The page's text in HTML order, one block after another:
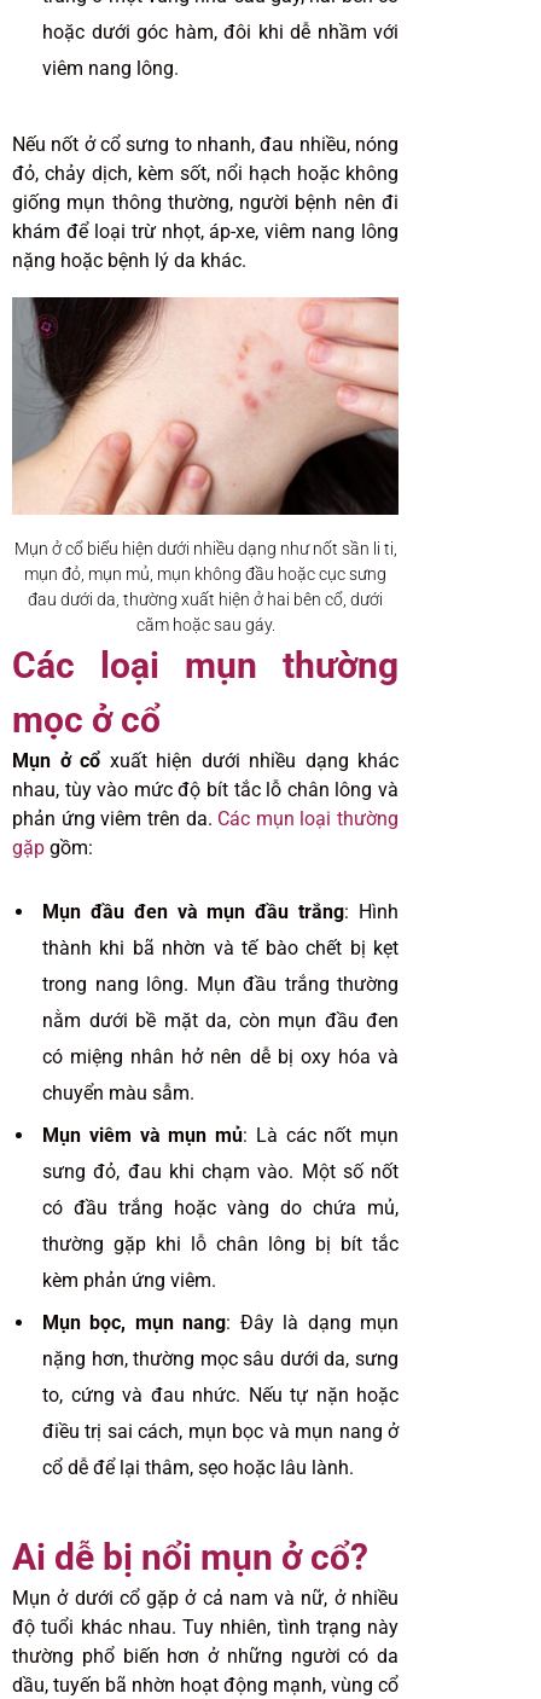
hoặc dưới góc hàm, đôi khi dễ nhầm với
viêm nang lông.
Nếu nốt ở cổ sưng to nhanh, đau nhiều, nóng
đỏ, chảy dịch, kèm sốt, nổi hạch hoặc không
giống mụn thông thường, người bệnh nên đi
khám để loại trừ nhọt, áp-xe, viêm nang lông
nặng hoặc bệnh lý da khác.
Mụn ở cổ biểu hiện dưới nhiều dạng như nốt sần li ti,
mụn đỏ, mụn mủ, mụn không đầu hoặc cục sưng
đau dưới da, thường xuất hiện ở hai bên cổ, dưới
cằm hoặc sau gáy.
Các loại mụn thường
mọc ở cổ
Mụn ở cổ xuất hiện dưới nhiều dạng khác
nhau, tùy vào mức độ bít tắc lỗ chân lông và
phản ứng viêm trên da. Các mụn loại thường
gặp gồm:
Mụn đầu đen và mụn đầu trắng: Hình
thành khi bã nhờn và tế bào chết bị kẹt
trong nang lông. Mụn đầu trắng thường
nằm dưới bề mặt da, còn mụn đầu đen
có miệng nhân hở nên dễ bị oxy hóa và
chuyển màu sẫm.
Mụn viêm và mụn mủ: Là các nốt mụn
sưng đỏ, đau khi chạm vào. Một số nốt
có đầu trắng hoặc vàng do chứa mủ,
thường gặp khi lỗ chân lông bị bít tắc
kèm phản ứng viêm.
Mụn bọc, mụn nang: Đây là dạng mụn
nặng hơn, thường mọc sâu dưới da, sưng
to, cứng và đau nhức. Nếu tự nặn hoặc
điều trị sai cách, mụn bọc và mụn nang ở
cổ dễ để lại thâm, sẹo hoặc lâu lành.
Ai dễ bị nổi mụn ở cổ?
Mụn ở dưới cổ gặp ở cả nam và nữ, ở nhiều
độ tuổi khác nhau. Tuy nhiên, tình trạng này
thường phổ biến hơn ở những người có da
dầu, tuyến bã nhờn hoạt động mạnh, vùng cổ